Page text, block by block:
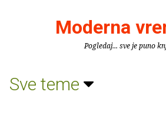
Moderna
Pogledaj... sve je puno
Sve teme